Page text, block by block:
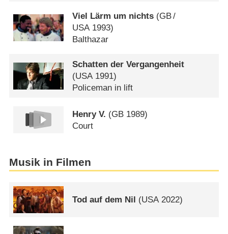
Viel Lärm um nichts (GB/
USA1993)
Balthazar
Schatten der Vergangenheit
(USA1991)
Policeman in lift
Henry V. (GB 1989)
Court
Musik in Filmen
Tod auf dem Nil (USA2022)